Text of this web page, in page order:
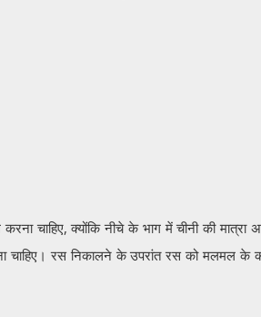
चाहिए, क्योंकि नीचे के भाग में चीनी की मात्रा
चाहिए। रस निकालने के उपरांत रस को मलमल